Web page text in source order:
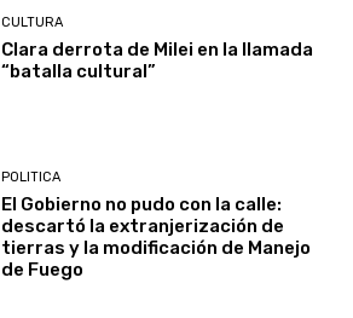
CULTURA
Clara derrota de Milei en la llamada
“batalla cultural”
POLITICA
El Gobierno no pudo con la calle:
descartó la extranjerización de
tierras y la modificación de Manejo
de Fuego